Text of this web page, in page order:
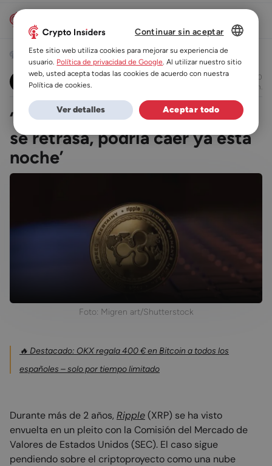
Noticias
Beau Nash
08/03/2023 18:00
leer en 3 min.
‘Veredicto del juicio de XRP no
se retrasa, podría caer ya esta
noche’
Foto: Migren art/Shutterstock
🔥 Destacado: OKX regala 400 € en Bitcoin a todos los
españoles – solo por tiempo limitado
Durante más de 2 años, Ripple(XRP) se ha visto
envuelta en un pleito con la Comisión del Mercado de
Valores de Estados Unidos (SEC). El caso sigue
pendiendo sobre el criptoproyecto como una nube
DUTCH
FR
Continuar sin aceptar
Este sitio web utiliza cookies para mejorar su experiencia de
usuario. Política de privacidad de Google. Al utilizar nuestro sitio
web, usted acepta todas las cookies de acuerdo con nuestra
Política de cookies.
Aceptar todo
Ver detalles